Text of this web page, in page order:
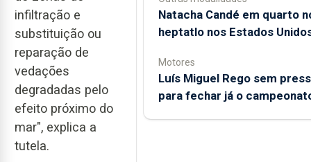
infiltração e
substituição ou
reparação de
vedações
degradadas pelo
efeito próximo do
mar", explica a
tutela.
Natacha Candé em quarto
heptatlo nos Estados
Motores
Luís Miguel Rego sem
para fechar já o